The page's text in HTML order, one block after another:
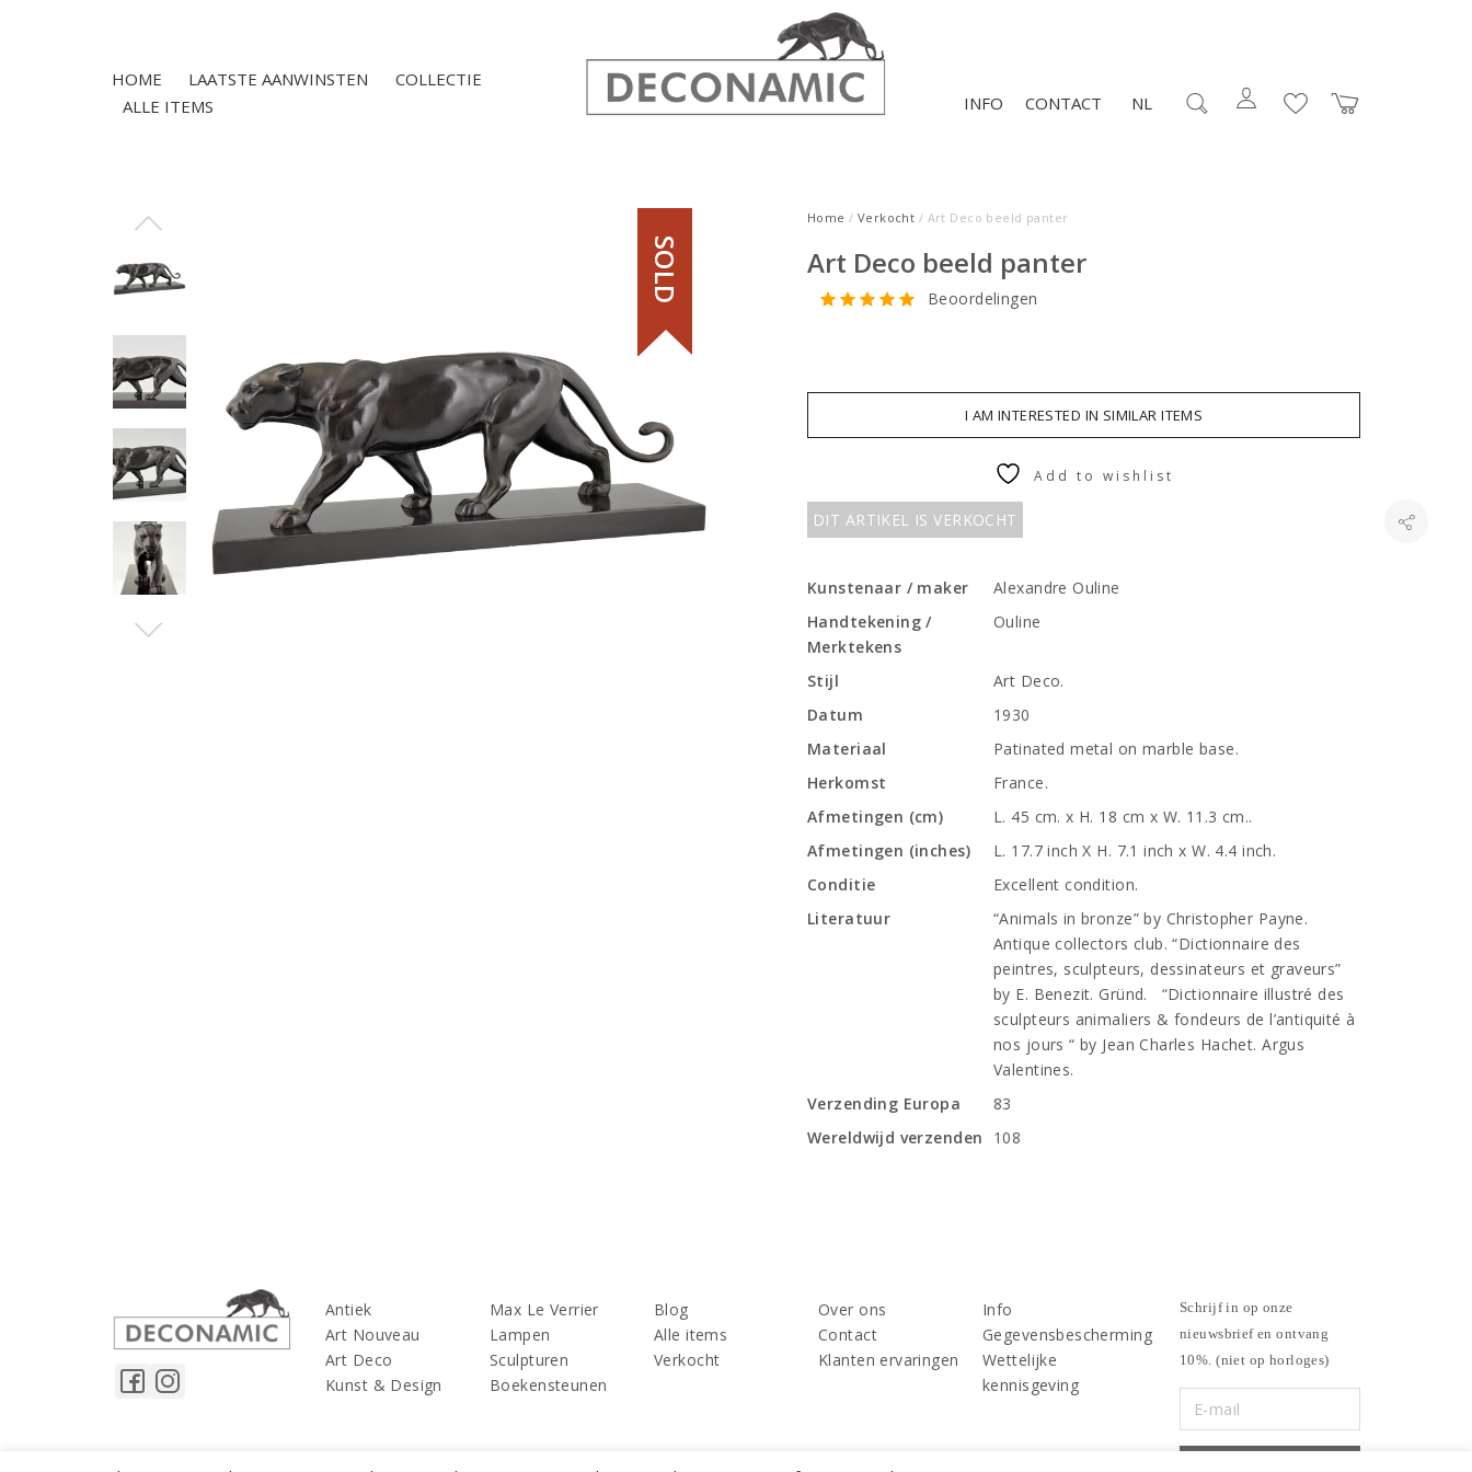
HOME LAATSTE AANWINSTEN
COLLECTIE
ALLE ITEMS
CONTACT
INFO NL
SOLD
Home / Verkocht / Art Deco beeld panter
Art Deco beeld panter
Beoordelingen
I AM INTERESTED IN SIMILAR ITEMS
DIT ARTIKEL IS VERKOCHT
Add to wishlist
Kunstenaar / maker
Alexandre Ouline
Handtekening /
Merktekens
Ouline
Stijl
Art Deco.
Datum
1930
Materiaal
Patinated metal on marble base.
Herkomst
France.
Afmetingen (cm)
L. 45 cm. x H. 18 cm x W. 11.3 cm..
Afmetingen (inches)
L. 17.7 inch X H. 7.1 inch x W. 4.4 inch.
Conditie
Excellent condition.
Literatuur
“Animals in bronze” by Christopher Payne.
Antique collectors club. “Dictionnaire des
peintres, sculpteurs, dessinateurs et graveurs”
by E. Benezit. Gründ. “Dictionnaire illustré des
sculpteurs animaliers & fondeurs de l’antiquité à
nos jours “ by Jean Charles Hachet. Argus
Valentines.
Verzending Europa
83
Wereldwijd verzenden
108
Antiek
Art Nouveau
Art Deco
Kunst & Design
Max Le Verrier
Lampen
Sculpturen
Boekensteunen
Blog
Alle items
Verkocht
Over ons
Contact
Klanten ervaringen
Info
Gegevensbescherming
Wettelijke
kennisgeving
Schrijf in op onze
nieuwsbrief en ontvang
10%. (niet op horloges)